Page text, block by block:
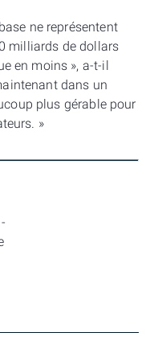
ne représentent
milliards de dollars
en moins », a-t-il
dans un
plus gérable pour
»